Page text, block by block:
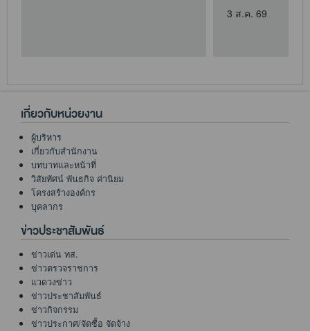
เกี่ยวกับหน่วยงาน
ผู้บริหาร
เกี่ยวกับสำนักงาน
บทบาทและหน้าที่
วิสัยทัศน์ พันธกิจ ค่านิยม
โครงสร้างองค์กร
บุคลากร
ข่าวประชาสัมพันธ์
ข่าวเด่น ทส.
ข่าวตรวจราชการ
แวดวงข่าว
ข่าวประชาสัมพันธ์
ข่าวกิจกรรม
ข่าวประกาศ/จัดซื้อ จัดจ้าง